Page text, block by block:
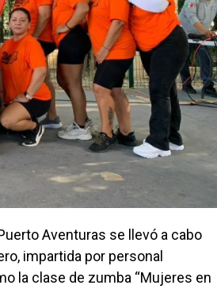
Aventuras se llevó a cabo
impartida por personal
la clase de zumba “Mujeres en